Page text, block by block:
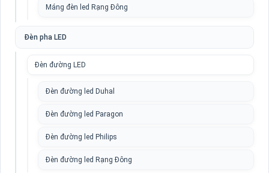
Máng đèn led Rạng Đông
Đèn pha LED
Đèn đường LED
Đèn đường led Duhal
Đèn đường led Paragon
Đèn đường led Philips
Đèn đường led Rạng Đông